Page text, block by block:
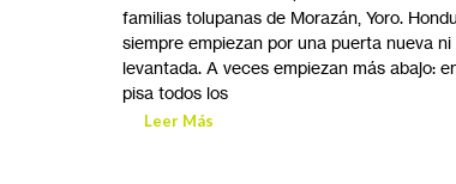
familias tolupanas de Morazán, Yoro.
siempre empiezan por una puerta nueva
levantada. A veces empiezan más abajo:
pisa todos los
Leer Más